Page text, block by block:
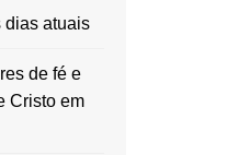
dias atuais
de fé e
Cristo em